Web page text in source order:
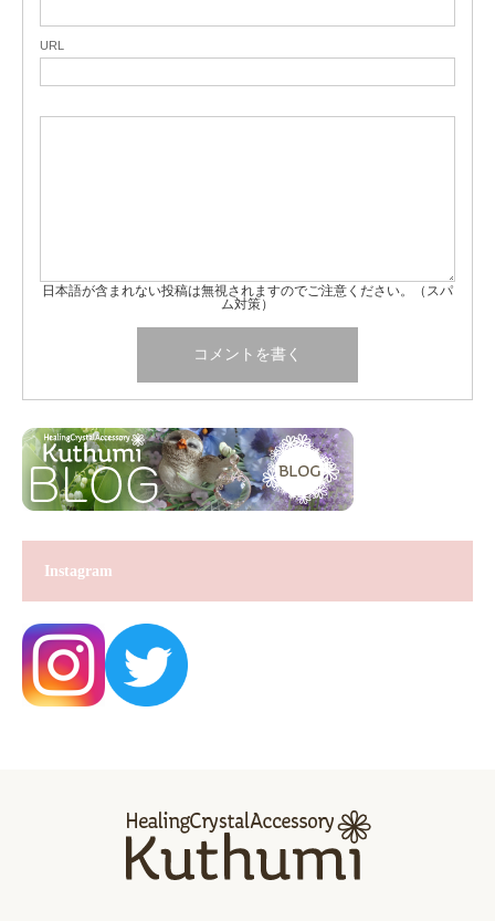
URL
日本語が含まれない投稿は無視されますのでご注意ください。（スパ
ム対策）
Instagram